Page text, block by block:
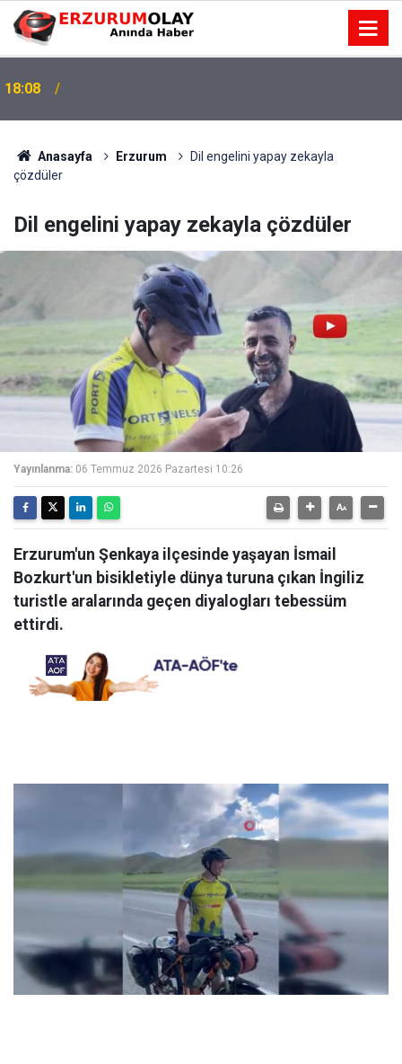
18:08
Anasayfa Erzurum
Dil engelini yapay zekayla
çözdüler
Dil engelini yapay zekayla çözdüler
Yayınlanma: 06 Temmuz 2026 Pazartesi 10:26
Erzurum'un Şenkaya ilçesinde yaşayan İsmail
Bozkurt'un bisikletiyle dünya turuna çıkan İngiliz
turistle aralarında geçen diyalogları tebessüm
ettirdi.